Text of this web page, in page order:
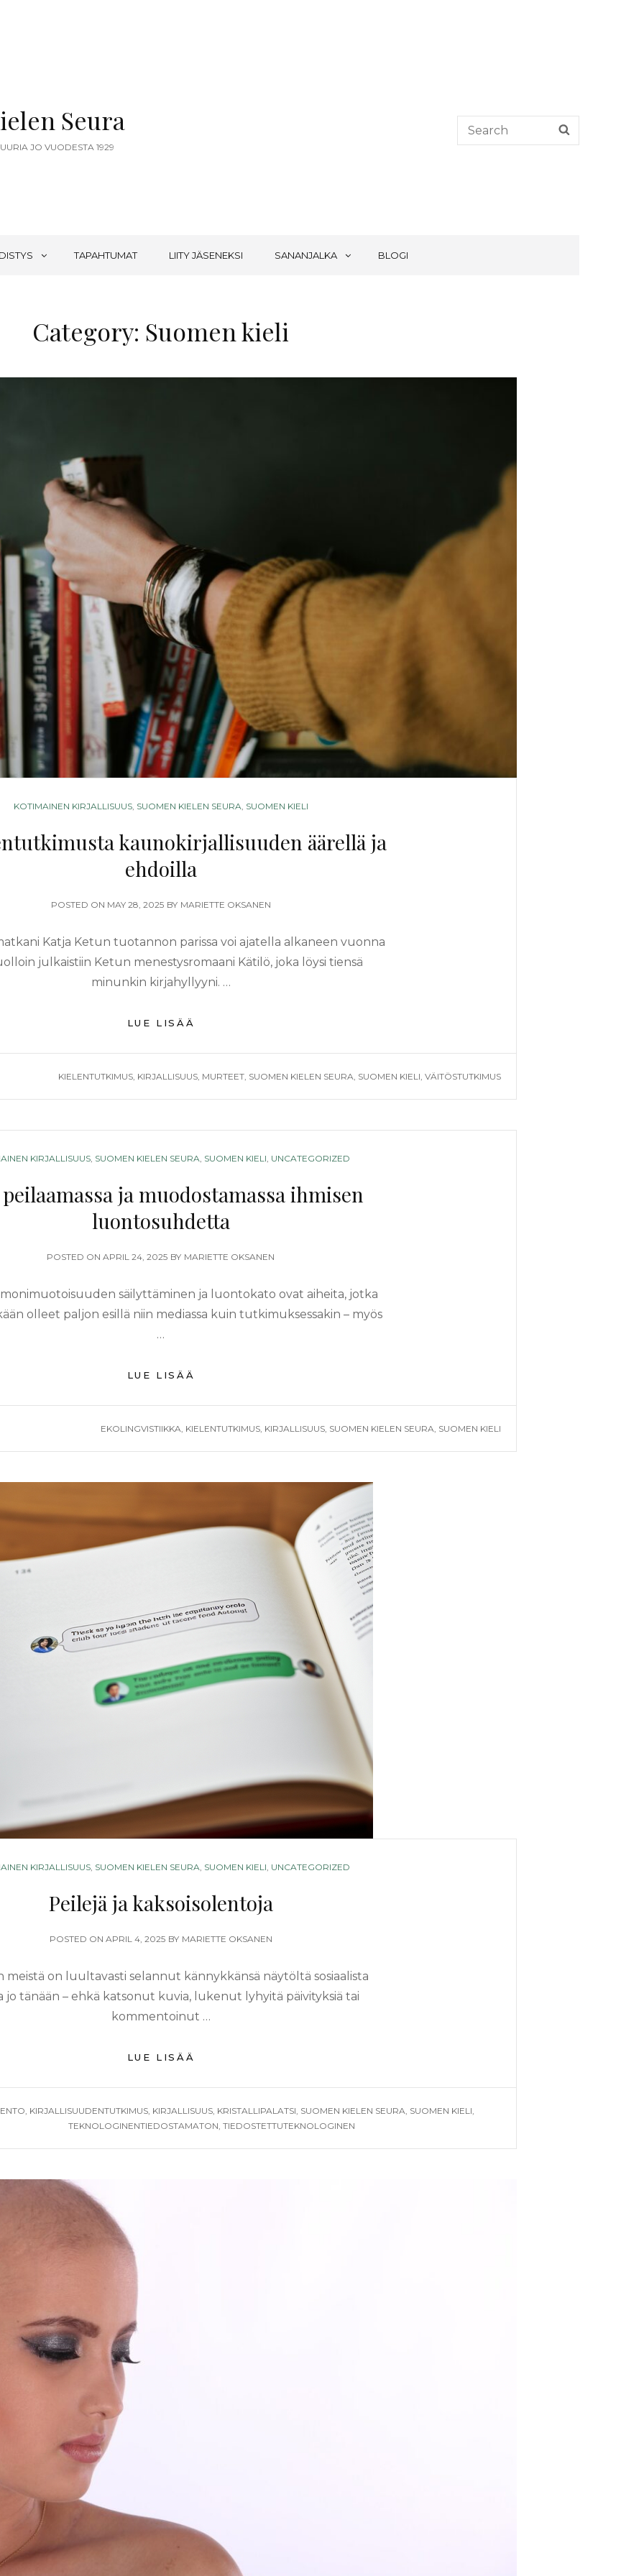
Seura
JO VUODESTA 1929
Search
for:
TAPAHTUMAT LIITY JÄSENEKSI SANANJALKA BLOGI
Category: Suomen kieli
CATEGORIES
KOTIMAINEN KIRJALLISUUS, SUOMEN KIELEN SEURA SUOMEN KIELI
kaunokirjallisuuden äärellä ja
ehdoilla
POSTED ON POSTED
MAY 28, 2025 BY MARIETTE OKSANEN
Katja Ketun tuotannon parissa voi ajatella alkaneen vuonna
julkaistiin Ketun menestysromaani Kätilö, joka löysi tiensä
minunkin kirjahyllyyni. …
LUE LISÄÄ
ÄÄRELLÄ
EHDOILLA
TAGS
KIELENTUTKIMUS, KIRJALLISUUS, MURTEET, SUOMEN KIELEN SEURA SUOMEN KIELI VÄITÖSTUTKIMUS
KIRJALLISUUS, SUOMEN KIELEN SEURA SUOMEN KIELI UNCATEGORIZED
ja muodostamassa ihmisen
luontosuhdetta
POSTED ONPOSTED
APRIL 24, 2025 BY MARIETTE OKSANEN
säilyttäminen ja luontokato ovat aiheita, jotka
olleet paljon esillä niin mediassa kuin tutkimuksessakin – myös
…
LUE LISÄÄ
JA
IHMISEN
LUONTOSUHDETTA
TAGS
EKOLINGVISTIIKKA KIELENTUTKIMUS, KIRJALLISUUS, SUOMEN KIELEN SEURA SUOMEN KIELI
KIRJALLISUUS, SUOMEN KIELEN SEURA SUOMEN KIELI UNCATEGORIZED
Peilejä ja kaksoisolentoja
POSTED ON POSTED
APRIL 4, 2025 BY MARIETTE OKSANEN
meistä on luultavasti selannut kännykkänsä näytöltä sosiaalista
jo tänään – ehkä katsonut kuvia, lukenut lyhyitä päivityksiä tai
kommentoinut …
LUE LISÄÄ
KAKSOISOLENTOJA
KIRJALLISUUDENTUTKIMUS KIRJALLISUUS KRISTALLIPALATSI SUOMEN KIELEN SEURA SUOMEN KIELI
TEKNOLOGINENTIEDOSTAMATON ,TIEDOSTETTUTEKNOLOGINEN